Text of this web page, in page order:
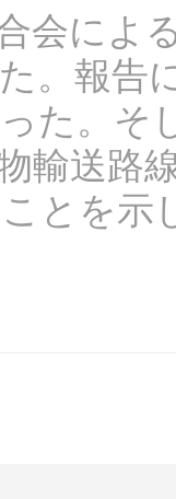
会によ
。報告
た。そ
輸送路
とを